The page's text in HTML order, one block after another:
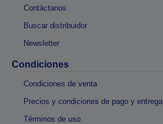
Contáctanos
Buscar distribuidor
Newsletter
Condiciones
Condiciones de venta
Precios y condiciones de pago y entrega
Términos de uso